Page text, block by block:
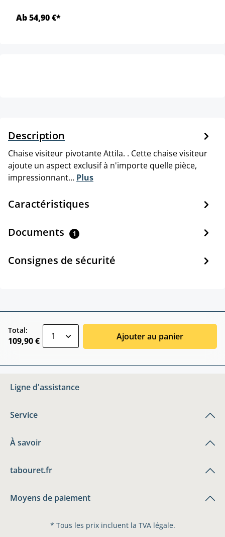
Ab 54,90 €*
Description
Chaise visiteur pivotante Attila. . Cette chaise visiteur
ajoute un aspect exclusif à n'importe quelle pièce,
impressionnant… Plus
Caractéristiques
Documents 1
Consignes de sécurité
Total:
109,90 € Ajouter au panier
Ligne d'assistance
Service
À savoir
tabouret.fr
Moyens de paiement
* Tous les prix incluent la TVA légale.